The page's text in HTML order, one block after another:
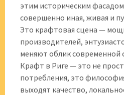
этим историческим
совершенно иная, живая и
Это крафтовая сцена —
производителей,
меняют облик современной
Крафт в Риге — это не
потребления, это
выходят качество,